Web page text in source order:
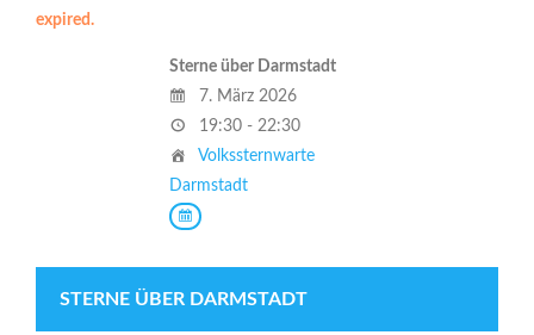
Galerie
expired.
Sterne über Darmstadt
7. März 2026
19:30 - 22:30
Volkssternwarte
Darmstadt
STERNE ÜBER DARMSTADT